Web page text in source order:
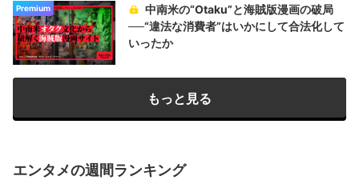
Premium
中南米の“Otaku”と海賊版漫画の破局
──“違法な消費者”はいかにして合法化して
いったか
もっと見る
エンタメの週間ランキング